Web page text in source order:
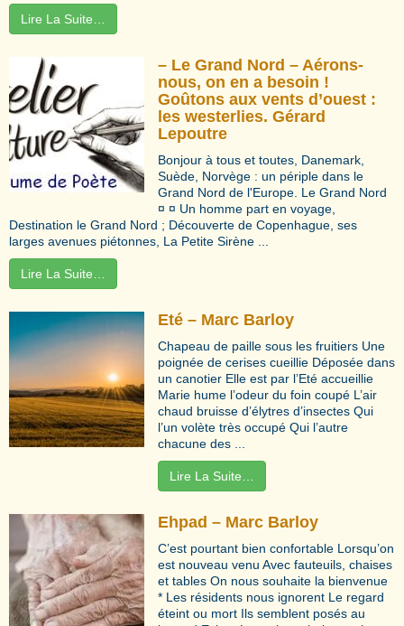
Lire La Suite…
– Le Grand Nord – Aérons-
nous, on en a besoin !
Goûtons aux vents d’ouest :
les westerlies. Gérard
Lepoutre
Bonjour à tous et toutes, Danemark,
Suède, Norvège : un périple dans le
Grand Nord de l'Europe. Le Grand Nord
¤ ¤ Un homme part en voyage,
Destination le Grand Nord ; Découverte de Copenhague, ses
larges avenues piétonnes, La Petite Sirène ...
Lire La Suite…
Eté – Marc Barloy
Chapeau de paille sous les fruitiers Une
poignée de cerises cueillie Déposée dans
un canotier Elle est par l’Eté accueillie
Marie hume l’odeur du foin coupé L’air
chaud bruisse d’élytres d’insectes Qui
l’un volète très occupé Qui l’autre
chacune des ...
Lire La Suite…
Ehpad – Marc Barloy
C’est pourtant bien confortable Lorsqu’on
est nouveau venu Avec fauteuils, chaises
et tables On nous souhaite la bienvenue
* Les résidents nous ignorent Le regard
éteint ou mort Ils semblent posés au